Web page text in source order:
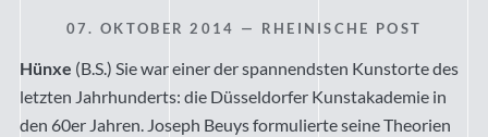
07. OKTOBER 2014 — RHEINISCHE POST
Hünxe (B.S.) Sie war einer der spannendsten Kunstorte des
letzten Jahrhunderts: die Düsseldorfer Kunstakademie in
den 60er Jahren. Joseph Beuys formulierte seine Theorien